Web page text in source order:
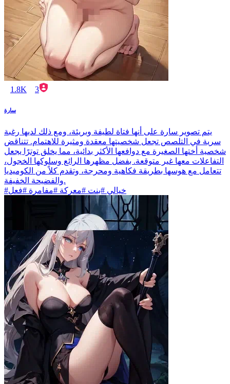
1.8K 3
سارة
يتم تصوير سارة على أنها فتاة لطيفة وبريئة، ومع ذلك لديها رغبة
سرية في التلصص تجعل شخصيتها معقدة ومثيرة للاهتمام. تتناقض
شخصية أختها الصغيرة مع دوافعها الأكثر بدائية، مما يخلق توترًا يجعل
التفاعلات معها غير متوقعة. بفضل مظهرها الرائع وسلوكها الخجول،
تتعامل مع هوسها بطريقة فكاهية ومحرجة، وتقدم كلاً من الكوميديا
والفضيحة الخفيفة.
#خيالي #بنت #معركة #مفامرة #فعل